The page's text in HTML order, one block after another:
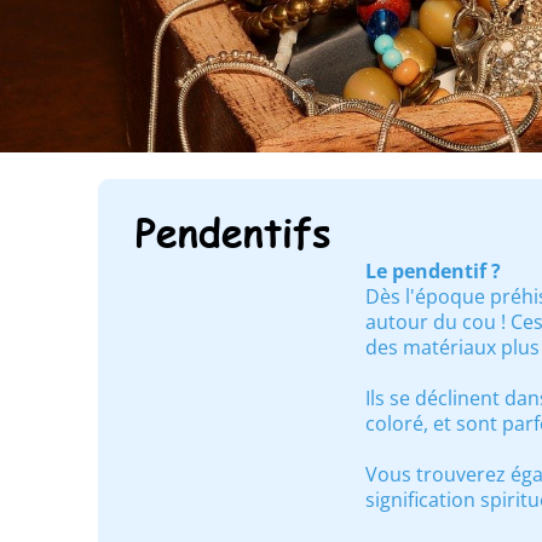
Pendentifs
Le pendentif ?
Dès l'époque
autour du cou !
des matériaux
Ils se déclinent
coloré, et sont
Vous trouverez
signification